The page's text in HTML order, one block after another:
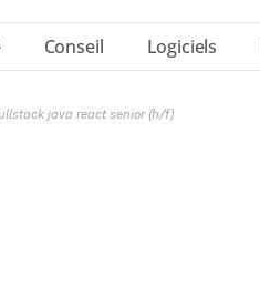
Conseil Logiciels
java react senior (h/f)